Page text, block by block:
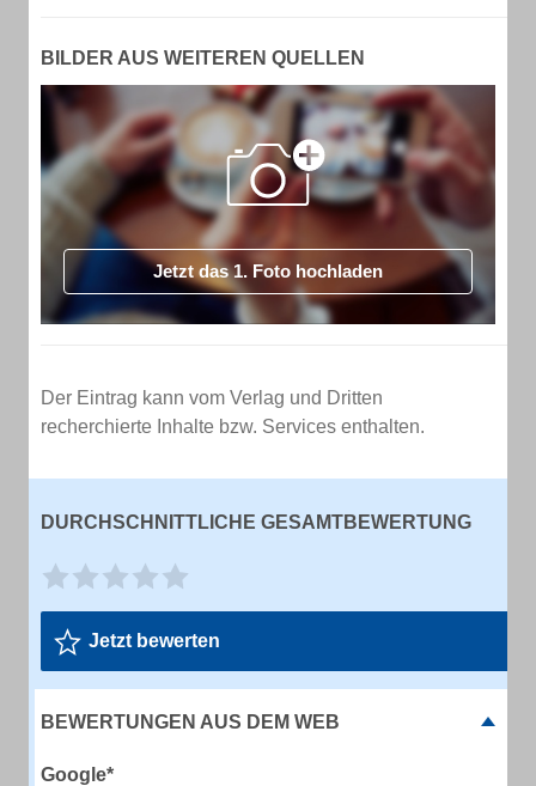
BILDER AUS WEITEREN QUELLEN
Jetzt das 1. Foto hochladen
Der Eintrag kann vom Verlag und Dritten
recherchierte Inhalte bzw. Services enthalten.
DURCHSCHNITTLICHE GESAMTBEWERTUNG
Jetzt bewerten
BEWERTUNGEN AUS DEM WEB
Google*